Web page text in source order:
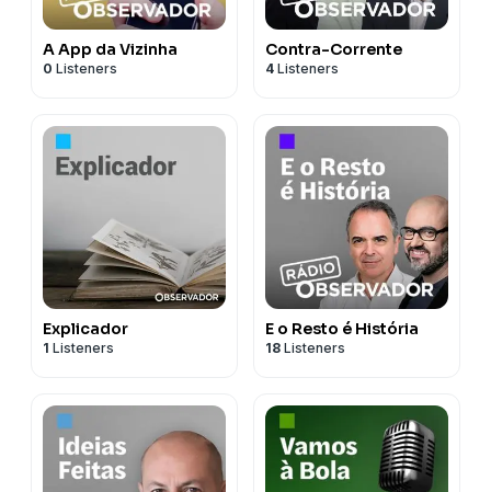
A App da Vizinha
0 Listeners
Contra-Corrente
4 Listeners
Explicador
1 Listeners
E o Resto é História
18 Listeners